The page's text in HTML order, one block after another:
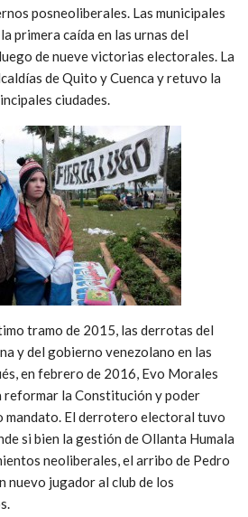
posneoliberales. Las municipales
primera caída en las urnas del
de nueve victorias electorales. La
de Quito y Cuenca y retuvo la
ciudades.
tramo de 2015, las derrotas del
y del gobierno venezolano en las
en febrero de 2016, Evo Morales
reformar la Constitución y poder
mandato. El derrotero electoral tuvo
si bien la gestión de Ollanta Humala
neoliberales, el arribo de Pedro
nuevo jugador al club de los